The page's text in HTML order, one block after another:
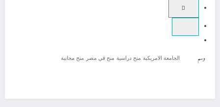
وسم الجامعة الامريكية منح دراسية منح في مصر منح مجانية